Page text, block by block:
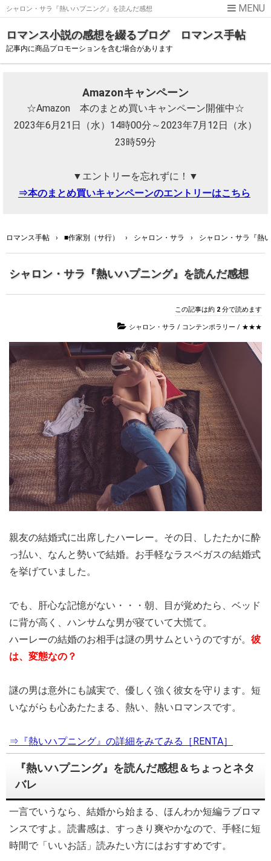
シャロン・サラ『熱いハプニング』を読んだ感想
ロマンス小説の感想を綴るブログ ロマンス手帖
記事内に商品プロモーションを含む場合があります
Amazonキャンペーン
☆Amazon 本のまとめ買いキャンペーン開催中☆
2023年6月21日（水）14時00分～2023年7月12日（水）
23時59分
▼エントリーを忘れずに！▼
⇒本のまとめ買いキャンペーンのエントリーはこちら
ロマンス手帖 › ■作家別（サ行） › シャロン・サラ › シャロン・サラ『熱
シャロン・サラ『熱いハプニング』を読んだ感想
この記事は約 2 分で読めます
シャロン・サラ / コンテンポラリー / ★★★
親友の結婚式に出席したハーレー。その日、したたかに酔
っ払い、なんと勢いで結婚。お手軽なラスベガスの結婚式
を挙げていました。
でも、肝心な記憶がない・・・朝、目が覚めたら、ベッド
に背が高く、ハンサムな男が寝ていて大慌て。
ハーレーの結婚のお相手は謎の男サムというのですが。 彼
は、変態なの？
謎の男は意外にも誠実で、優しく強く彼女を守ります。短
いながらも心あたたまる、熱い、熱いロマンスです。
⇒『熱いハプニング』の詳細をみてみる［RENTA］
『熱いハプニング』を読んだ感想＆ちょっとネタ
バレ
一言でいうなら、結婚から始まる、ほんわか短編ラブロマ
ンスですよ。読書感は、すっきり爽やかなので、手軽に短
時間で「いいお話」読みたい方にはおすすめです。